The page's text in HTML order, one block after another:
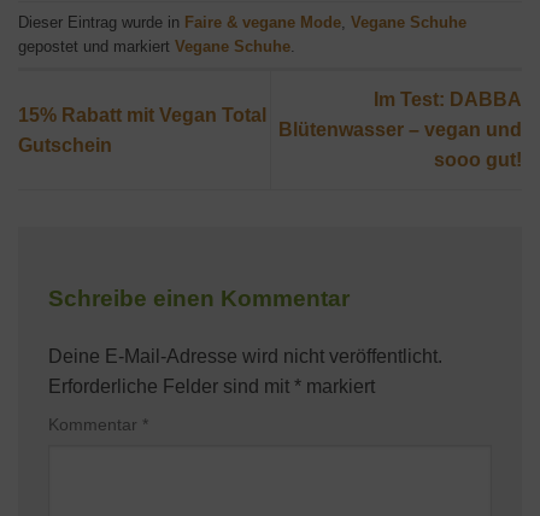
Dieser Eintrag wurde in Faire & vegane Mode Vegane Schuhe
gepostet und markiert Vegane Schuhe
15% Rabatt mit Vegan Total
Gutschein
Im Test: DABBA
Blütenwasser – vegan und
sooo gut!
Schreibe einen Kommentar
Deine E-Mail-Adresse wird nicht veröffentlicht.
Erforderliche Felder sind mit * markiert
Kommentar *